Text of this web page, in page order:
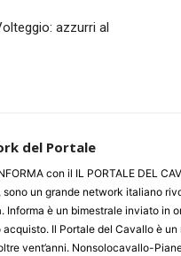
azzurri al
del Portale
con il IL PORTALE DEL
sono un grande network italiano
Informa è un bimestrale inviato in
acquisto. Il Portale del Cavallo è
vent’anni. Nonsolocavallo-